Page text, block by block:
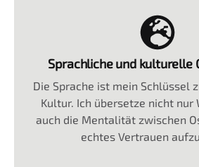
Sprachliche und kulturelle
Die Sprache ist mein Schlüssel
Kultur. Ich übersetze nicht nur
auch die Mentalität zwischen
echtes Vertrauen